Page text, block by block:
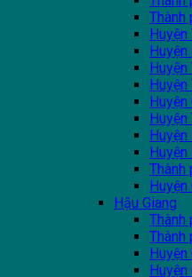
Thành
Huyện
Huyện
Huyện
Huyện
Huyện
Thành
Huyện
Hậu Giang
Thành
Thành
Huyện
Huyện